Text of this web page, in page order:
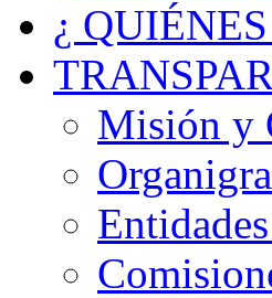
¿
Misión y